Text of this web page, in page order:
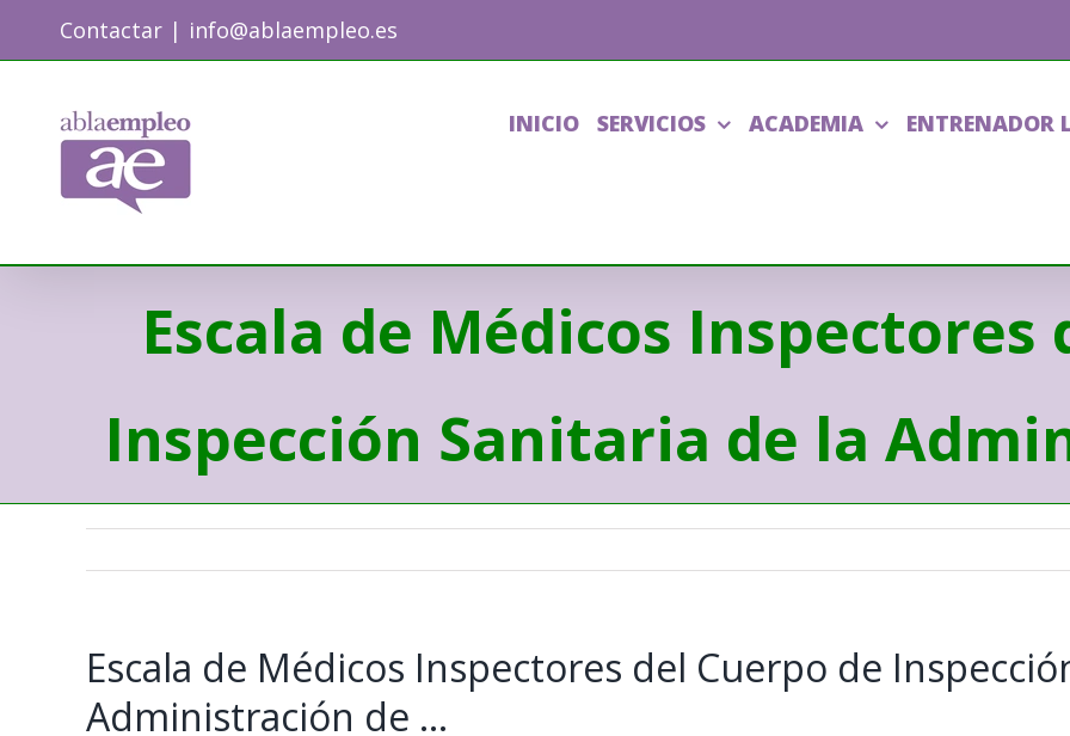
Contactar | info@ablaempleo.es
INICIO SERVICIOS ACADEMIA ENTRENADOR
Escala de Médicos Inspectores
Inspección Sanitaria de la
Escala de Médicos Inspectores del Cuerpo de
Administración de …